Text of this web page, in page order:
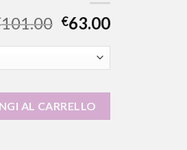
101.00 €63.00
AL CARRELLO